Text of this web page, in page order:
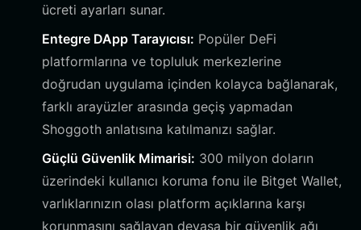
ücreti ayarları sunar.
Entegre DApp Tarayıcısı: Popüler DeFi
platformlarına ve topluluk merkezlerine
doğrudan uygulama içinden kolayca bağlanarak,
farklı arayüzler arasında geçiş yapmadan
Shoggoth anlatısına katılmanızı sağlar.
Güçlü Güvenlik Mimarisi: 300 milyon doların
üzerindeki kullanıcı koruma fonu ile Bitget Wallet,
varlıklarınızın olası platform açıklarına karşı
korunmasını sağlayan devasa bir güvenlik ağı